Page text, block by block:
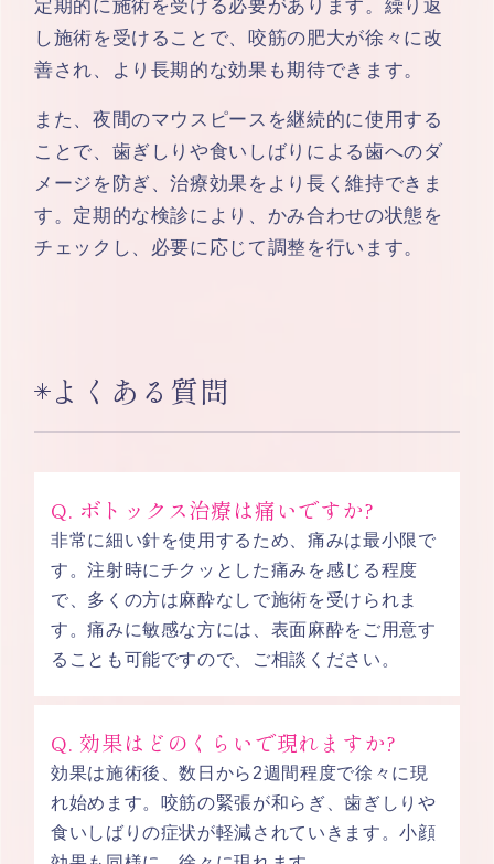
定期的に施術を受ける必要があります。繰り返
し施術を受けることで、咬筋の肥大が徐々に改
善され、より長期的な効果も期待できます。
また、夜間のマウスピースを継続的に使用する
ことで、歯ぎしりや食いしばりによる歯へのダ
メージを防ぎ、治療効果をより長く維持できま
す。定期的な検診により、かみ合わせの状態を
チェックし、必要に応じて調整を行います。
よくある質問
Q. ボトックス治療は痛いですか?
非常に細い針を使用するため、痛みは最小限で
す。注射時にチクッとした痛みを感じる程度
で、多くの方は麻酔なしで施術を受けられま
す。痛みに敏感な方には、表面麻酔をご用意す
ることも可能ですので、ご相談ください。
Q. 効果はどのくらいで現れますか?
効果は施術後、数日から2週間程度で徐々に現
れ始めます。咬筋の緊張が和らぎ、歯ぎしりや
食いしばりの症状が軽減されていきます。小顔